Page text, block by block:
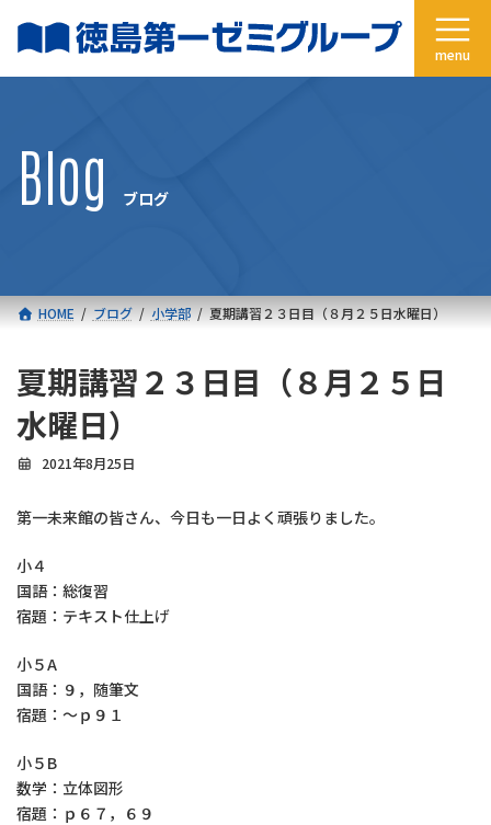
ン
ー
Blog ブログ
HOME ブログ 小学部 夏期講習２３日目（８月２５日水曜日）
夏期講習２３日目（８月２５日
水曜日）
2021年8月25日
第一未来館の皆さん、今日も一日よく頑張りました。
小４
国語：総復習
宿題：テキスト仕上げ
小５A
国語：９，随筆文
宿題：～ｐ９１
小５B
数学：立体図形
宿題：ｐ６７，６９